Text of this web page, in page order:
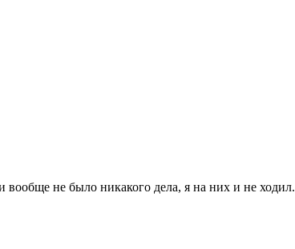
вообще не было никакого дела, я на них и не ходил.